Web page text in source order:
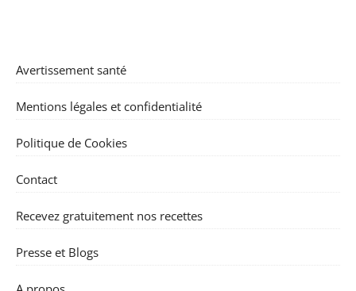
Avertissement santé
Mentions légales et confidentialité
Politique de Cookies
Contact
Recevez gratuitement nos recettes
Presse et Blogs